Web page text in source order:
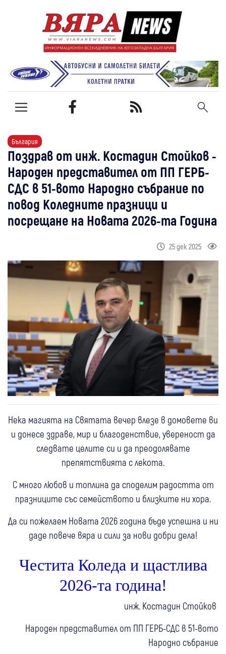
България
Поздрав от инж. Костадин Стойков -
Народен представител от ПП ГЕРБ-
СДС в 51-вото Народно събрание по
повод Коледните празници и
посрещане на Новата 2026-та Година
25 дек 2025
Нека магията на Святата вечер влезе в домовете ви
и донесе здраве, мир и благоденствие, увереност да
следвате целите си и да преодолявате
препятствията с лекота.
С много любов и топлина да споделим радостта от
празниците със семейството и близките ни хора.
Да си пожелаем Новата 2026 година бъде успешна и ни
даде повече вяра и сили за нови добри дела!
Честита Коледа и щастлива
2026-та година!
инж. Костадин Стойков
Народен представител от ПП ГЕРБ-СДС в 51-вото
Народно събрание